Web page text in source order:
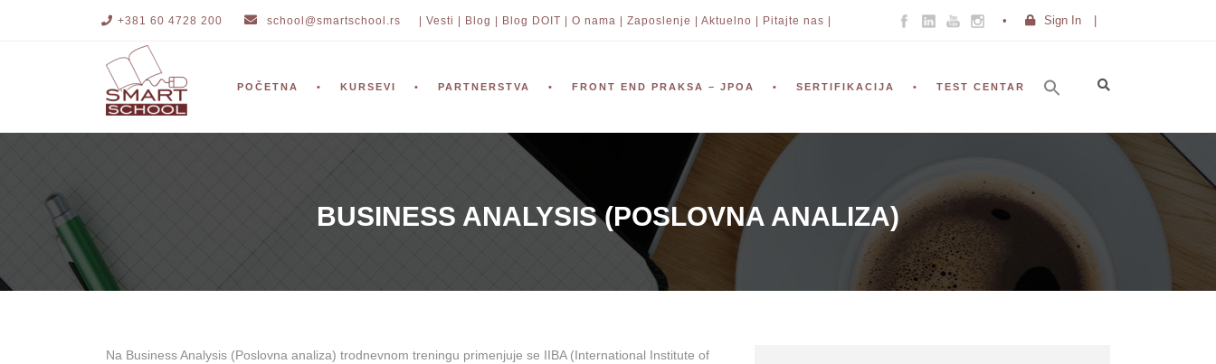
+381 60 4728 200 school@smartschool.rs | Vesti | Blog | Blog DOIT | O nama | Zaposlenje | Aktuelno | Pitajte nas | Sign In
POČETNA KURSEVI PARTNERSTVA FRONT END PRAKSA – JPOA SERTIFIKACIJA TEST CENTAR
BUSINESS ANALYSIS (POSLOVNA ANALIZA)
Na Business Analysis (Poslovna analiza) trodnevnom treningu primenjuje se IIBA (International Institute of